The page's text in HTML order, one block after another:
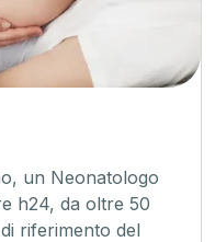
un Neonatologo
h24, da oltre 50
riferimento del